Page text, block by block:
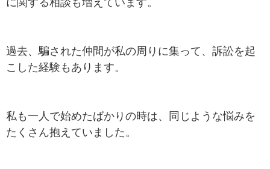
に関する相談も増えています。
過去、騙された仲間が私の周りに集って、訴訟を起
こした経験もあります。
私も一人で始めたばかりの時は、同じような悩みを
たくさん抱えていました。